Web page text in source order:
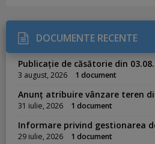
DOCUMENTE RECENTE
Publicație de căsătorie din
3 august, 2026 1 document
Anunț atribuire vânzare teren
31 iulie, 2026 1 document
Informare privind gestionarea
29 iulie, 2026 1 document